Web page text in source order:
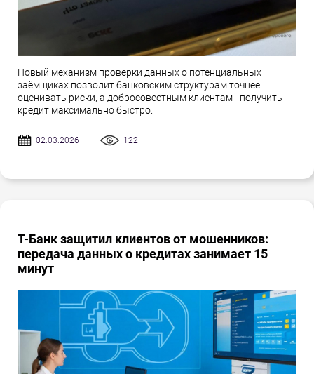
Новый механизм проверки данных о потенциальных
заёмщиках позволит банковским структурам точнее
оценивать риски, а добросовестным клиентам - получить
кредит максимально быстро.
02.03.2026 122
Т-Банк защитил клиентов от мошенников:
передача данных о кредитах занимает 15
минут